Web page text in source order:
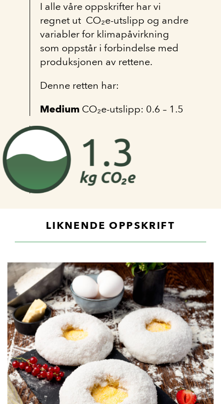
I alle våre oppskrifter har vi
regnet ut CO₂e-utslipp og andre
variabler for klimapåvirkning
som oppstår i forbindelse med
produksjonen av rettene.
Denne retten har:
Medium CO₂e-utslipp: 0.6 – 1.5
LIKNENDE OPPSKRIFT